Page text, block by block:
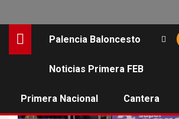
Palencia Baloncesto
Noticias Primera FEB
Primera Nacional Cantera